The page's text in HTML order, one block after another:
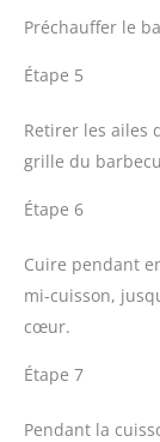
Préchauffer le
Étape 5
Retirer les ailes
grille du
Étape 6
Cuire pendant
mi-cuisson,
cœur.
Étape 7
Pendant la